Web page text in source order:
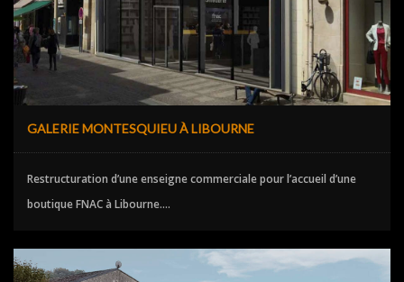
GALERIE MONTESQUIEU À LIBOURNE
Restructuration d’une enseigne commerciale pour l’accueil d’une
boutique FNAC à Libourne....